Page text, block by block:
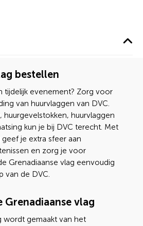
bestellen
tijdelijk evenement? Zorg voor
van huurvlaggen van DVC.
huurgevelstokken, huurvlaggen
kun je bij DVC terecht. Met
je extra sfeer aan
en zorg je voor
Grenadiaanse vlag eenvoudig
van de DVC.
Grenadiaanse vlag
wordt gemaakt van het